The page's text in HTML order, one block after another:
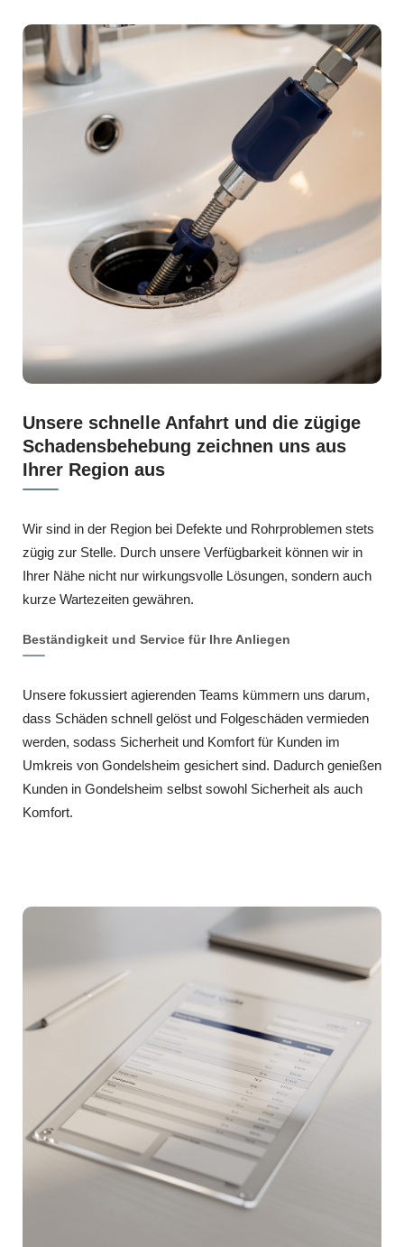
Unsere schnelle Anfahrt und die zügige
Schadensbehebung zeichnen uns aus
Ihrer Region aus
Wir sind in der Region bei Defekte und Rohrproblemen stets
zügig zur Stelle. Durch unsere Verfügbarkeit können wir in
Ihrer Nähe nicht nur wirkungsvolle Lösungen, sondern auch
kurze Wartezeiten gewähren.
Beständigkeit und Service für Ihre Anliegen
Unsere fokussiert agierenden Teams kümmern uns darum,
dass Schäden schnell gelöst und Folgeschäden vermieden
werden, sodass Sicherheit und Komfort für Kunden im
Umkreis von Gondelsheim gesichert sind. Dadurch genießen
Kunden in Gondelsheim selbst sowohl Sicherheit als auch
Komfort.